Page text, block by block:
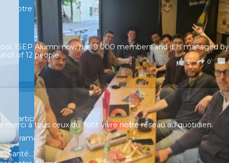
notre réseau.
2 0
participer et faire entendre votre voix !
complet de la situation socio-professionnelle des
ISEP Alumni now has 9.000 members and it is managed
of 12 people
à tous ceux qui font vivre notre réseau au quotidien.
Santé...)